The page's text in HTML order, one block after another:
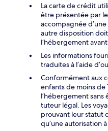
La carte de crédit
être présentée par
accompagnée
autre disposition
l’hébergement avant
Les informations
traduites à l’aide
Conformément aux
enfants de moins de
l’hébergement sans
tuteur légal. Les
prouvant leur statut
qu’une autorisation